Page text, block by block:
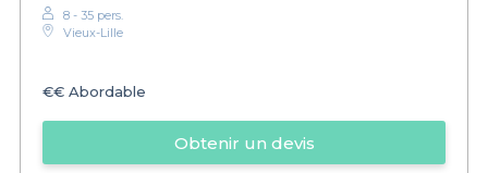
8 - 35 pers.
Vieux-Lille
€€ Abordable
Obtenir un devis